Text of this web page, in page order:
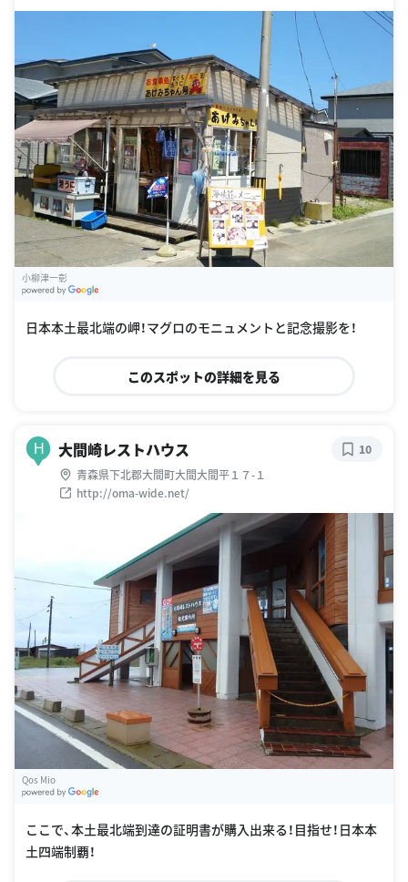
5%B4%8E
小柳津一彰
日本本土最北端の岬！マグロのモニュメントと記念撮影を！
このスポットの詳細を見る
H 大間崎レストハウス
青森県下北郡大間町大間大間平１７-１
http://oma-wide.net/
10
Qos Mio
ここで、本土最北端到達の証明書が購入出来る！目指せ！日本本
土四端制覇！